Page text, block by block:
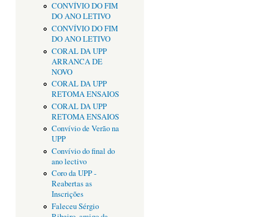
CONVÍVIO DO FIM
DO ANO LETIVO
CONVÍVIO DO FIM
DO ANO LETIVO
CORAL DA UPP
ARRANCA DE
NOVO
CORAL DA UPP
RETOMA ENSAIOS
CORAL DA UPP
RETOMA ENSAIOS
Convívio de Verão na
UPP
Convívio do final do
ano lectivo
Coro da UPP -
Reabertas as
Inscrições
Faleceu Sérgio